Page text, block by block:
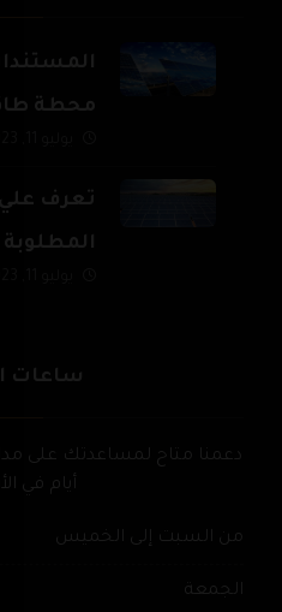
محطة
تعرف
ساعات
أيام في
من السبت إلى الخميس
الجمعة